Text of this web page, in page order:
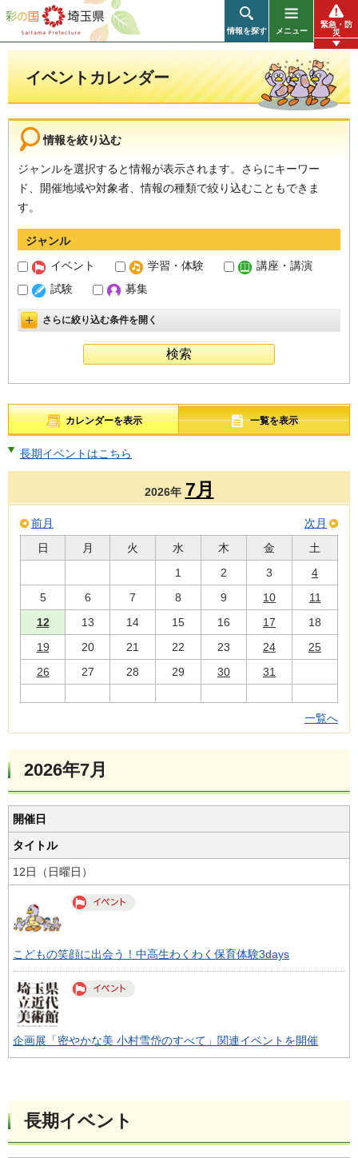
彩の国 埼玉県
情報を探す メニュー
緊急・防
災
イベントカレンダー
情報を絞り込む
ジャンルを選択すると情報が表示されます。さらにキーワー
ド、開催地域や対象者、情報の種類で絞り込むこともできま
す。
ジャンル
イベント
学習・体験
講座・講演
試験
募集
詳細設定を開く
さらに絞り込む条件を開く
カレンダーを表示 一覧を表示
長期イベントはこちら
2026年 7月
前月
次月
日
月 火 水 木 金
土
1
2 3
4
5
6 7 8 9 10
11
12
13 14 15 16 17
18
19
20 21 22 23 24
25
26
27 28 29 30 31
一覧へ
2026年7月
開催日
タイトル
12日（日曜日）
こどもの笑顔に出会う！中高生わくわく保育体験3days
企画展「密やかな美 小村雪岱のすべて」関連イベントを開催
長期イベント